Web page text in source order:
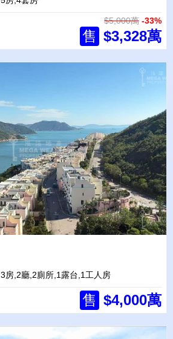
$5,000萬 -33%
售 $3,328萬
3房,2廳,2廁所,1露台,1工人房
售 $4,000萬